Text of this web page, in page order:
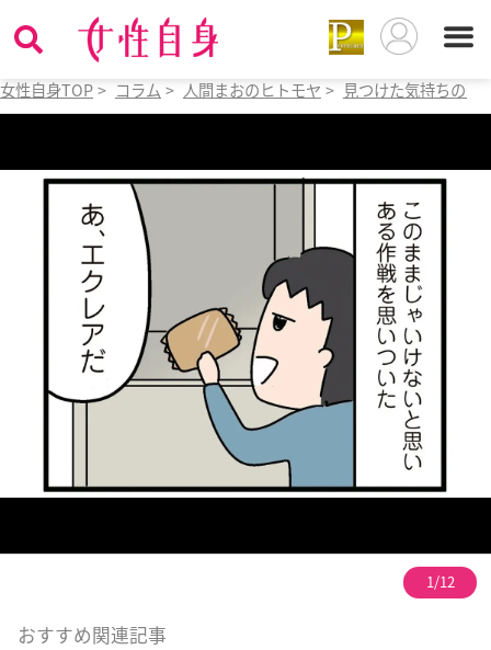
女性自身TOP > コラム > 人間まおのヒトモヤ > 見つけた気持ちの
1/12
おすすめ関連記事